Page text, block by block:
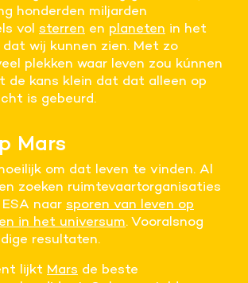
honderden miljarden
vol sterren en planeten in het
wij kunnen zien. Met zo
plekken waar leven zou kúnnen
de kans klein dat dat alleen op
is gebeurd.
Mars
om dat leven te vinden. Al
zoeken ruimtevaartorganisaties
naar sporen van leven op
in het universum. Vooralsnog
resultaten.
lijkt Mars de beste